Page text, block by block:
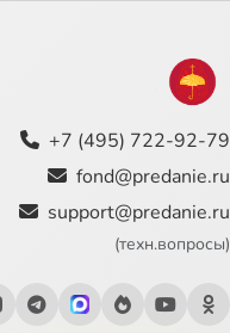
+7 (495) 722-92-79
fond@predanie.ru
support@predanie.ru
(техн.вопросы)